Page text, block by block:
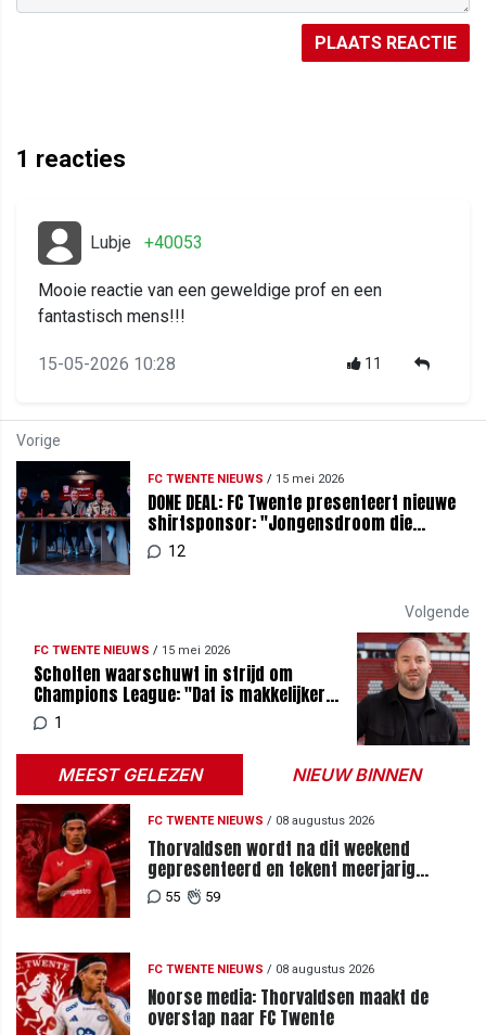
PLAATS REACTIE
1 reacties
Lubje +40053
Mooie reactie van een geweldige prof en een
fantastisch mens!!!
15-05-2026 10:28 11
Vorige
FC TWENTE NIEUWS / 15 mei 2026
DONE DEAL: FC Twente presenteert nieuwe
shirtsponsor: "Jongensdroom die
uitkomt"
12
Volgende
FC TWENTE NIEUWS / 15 mei 2026
Scholten waarschuwt in strijd om
Champions League: "Dat is makkelijker
opgeschreven dan gedaan"
1
MEEST GELEZEN NIEUW BINNEN
FC TWENTE NIEUWS / 08 augustus 2026
Thorvaldsen wordt na dit weekend
gepresenteerd en tekent meerjarig
contract bij FC Twente
55 59
FC TWENTE NIEUWS / 08 augustus 2026
Noorse media: Thorvaldsen maakt de
overstap naar FC Twente